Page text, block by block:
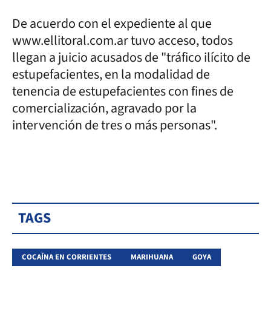
De acuerdo con el expediente al que
www.ellitoral.com.ar tuvo acceso, todos
llegan a juicio acusados de "tráfico ilícito de
estupefacientes, en la modalidad de
tenencia de estupefacientes con fines de
comercialización, agravado por la
intervención de tres o más personas".
TAGS
COCAÍNA EN CORRIENTES MARIHUANA GOYA